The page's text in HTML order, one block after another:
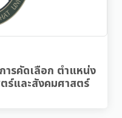
ารคัดเลือก ตำแหน่ง
ร์และสังคมศาสตร์